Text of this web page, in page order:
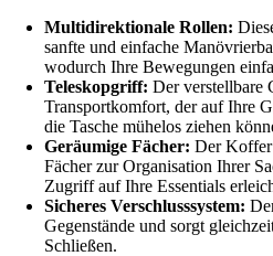
Multidirektionale Rollen:
sanfte und einfache
wodurch Ihre Bewegungen
Teleskopgriff: Der verstellbare
Transportkomfort, der auf Ihre
die Tasche mühelos ziehen
Geräumige Fächer: Der Koffer
Fächer zur Organisation Ihrer
Zugriff auf Ihre Essentials
Sicheres Verschlusssystem:
Gegenstände und sorgt
Schließen.